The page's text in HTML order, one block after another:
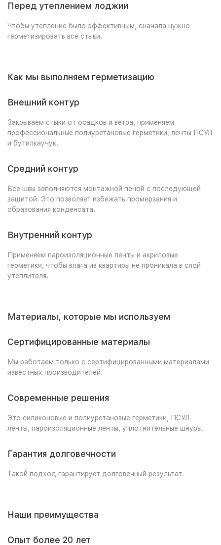
Перед утеплением лоджии
Чтобы утепление было эффективным, сначала нужно
герметизировать все стыки.
Как мы выполняем герметизацию
Внешний контур
Закрываем стыки от осадков и ветра, применяем
профессиональные полиуретановые герметики, ленты ПСУЛ
и бутилкаучук.
Средний контур
Все швы заполняются монтажной пеной с последующей
защитой. Это позволяет избежать промерзания и
образования конденсата.
Внутренний контур
Применяем пароизоляционные ленты и акриловые
герметики, чтобы влага из квартиры не проникала в слой
утеплителя.
Материалы, которые мы используем
Сертифицированные материалы
Мы работаем только с сертифицированными материалами
известных производителей.
Современные решения
Это силиконовые и полиуретановые герметики, ПСУЛ-
ленты, пароизоляционные ленты, уплотнительные шнуры.
Гарантия долговечности
Такой подход гарантирует долговечный результат.
Наши преимущества
Опыт более 20 лет